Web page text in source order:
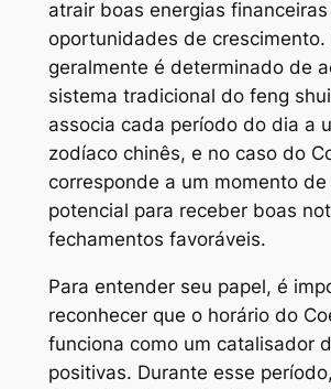
atrair boas energias financeiras
oportunidades de crescimento.
geralmente é determinado de
sistema tradicional do feng
associa cada período do dia a
zodíaco chinês, e no caso do
corresponde a um momento de
potencial para receber boas
fechamentos favoráveis.
Para entender seu papel, é
reconhecer que o horário do
funciona como um catalisador
positivas. Durante esse